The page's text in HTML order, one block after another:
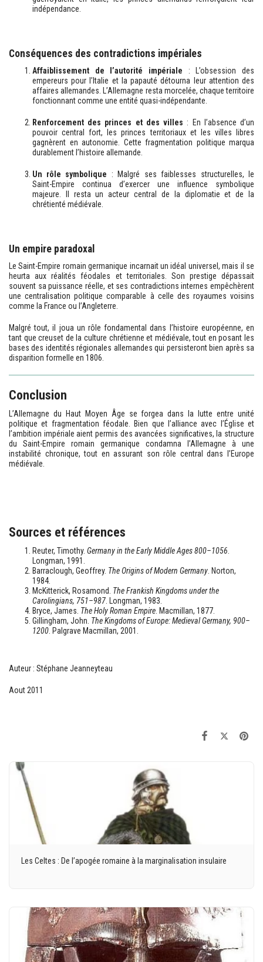
indépendance.
Conséquences des contradictions impériales
Affaiblissement de l’autorité impériale : L’obsession des
empereurs pour l’Italie et la papauté détourna leur attention des
affaires allemandes. L’Allemagne resta morcelée, chaque territoire
fonctionnant comme une entité quasi-indépendante.
Renforcement des princes et des villes : En l’absence d’un
pouvoir central fort, les princes territoriaux et les villes libres
gagnèrent en autonomie. Cette fragmentation politique marqua
durablement l’histoire allemande.
Un rôle symbolique : Malgré ses faiblesses structurelles, le
Saint-Empire continua d’exercer une influence symbolique
majeure. Il resta un acteur central de la diplomatie et de la
chrétienté médiévale.
Un empire paradoxal
Le Saint-Empire romain germanique incarnait un idéal universel, mais il se
heurta aux réalités féodales et territoriales. Son prestige dépassait
souvent sa puissance réelle, et ses contradictions internes empêchèrent
une centralisation politique comparable à celle des royaumes voisins
comme la France ou l’Angleterre.
Malgré tout, il joua un rôle fondamental dans l’histoire européenne, en
tant que creuset de la culture chrétienne et médiévale, tout en posant les
bases des identités régionales allemandes qui persisteront bien après sa
disparition formelle en 1806.
Conclusion
L’Allemagne du Haut Moyen Âge se forgea dans la lutte entre unité
politique et fragmentation féodale. Bien que l’alliance avec l’Église et
l’ambition impériale aient permis des avancées significatives, la structure
du Saint-Empire romain germanique condamna l’Allemagne à une
instabilité chronique, tout en assurant son rôle central dans l’Europe
médiévale.
Sources et références
Reuter, Timothy. Germany in the Early Middle Ages 800–1056
Longman, 1991.
Barraclough, Geoffrey. The Origins of Modern Germany . Norton,
1984.
McKitterick, Rosamond. The Frankish Kingdoms under the
Carolingians, 751–987 . Longman, 1983.
Bryce, James. The Holy Roman Empire . Macmillan, 1877.
Gillingham, John. The Kingdoms of Europe: Medieval Germany, 900–
1200 . Palgrave Macmillan, 2001.
Auteur : Stéphane Jeanneyteau
Aout 2011
Les Celtes : De l’apogée romaine à la marginalisation insulaire